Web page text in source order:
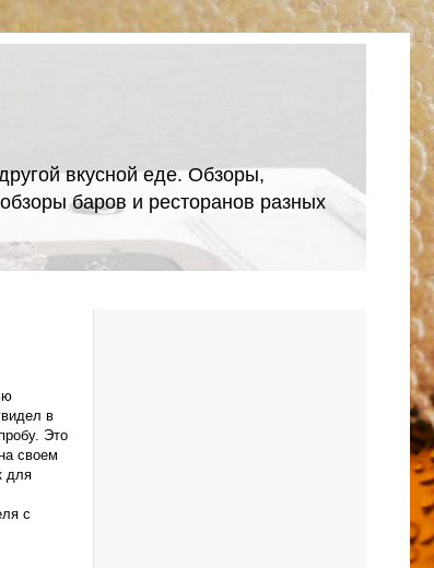
вкусной еде. Обзоры,
баров и ресторанов разных
в
Это
своем
для
с